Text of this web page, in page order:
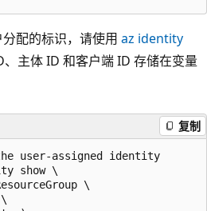
配的标识，请使用 az identity
主体 ID 和客户端 ID 存储在变量
复制
user-assigned identity
show \
\